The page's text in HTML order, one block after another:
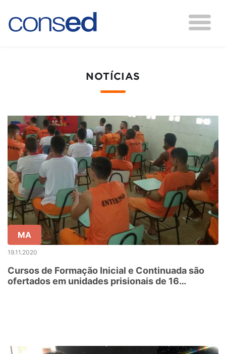
NOTÍCIAS
MA
19.11.2020
Cursos de Formação Inicial e Continuada são
ofertados em unidades prisionais de 16